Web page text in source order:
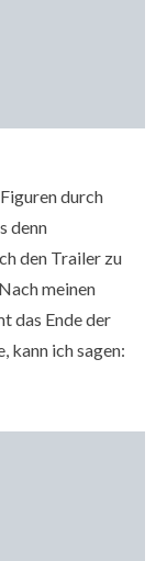
durch
denn
den Trailer zu
meinen
das Ende der
kann ich sagen: